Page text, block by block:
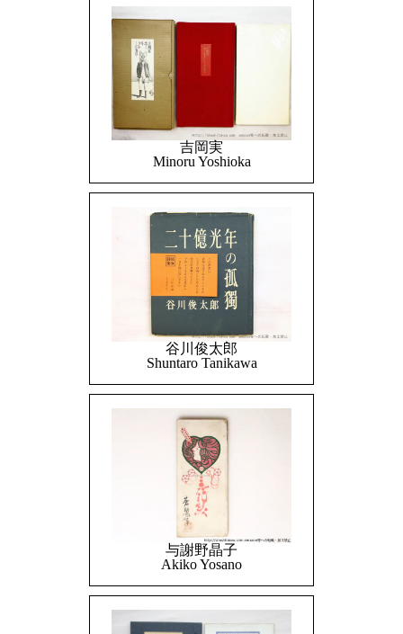
吉岡実
Minoru Yoshioka
谷川俊太郎
Shuntaro Tanikawa
与謝野晶子
Akiko Yosano